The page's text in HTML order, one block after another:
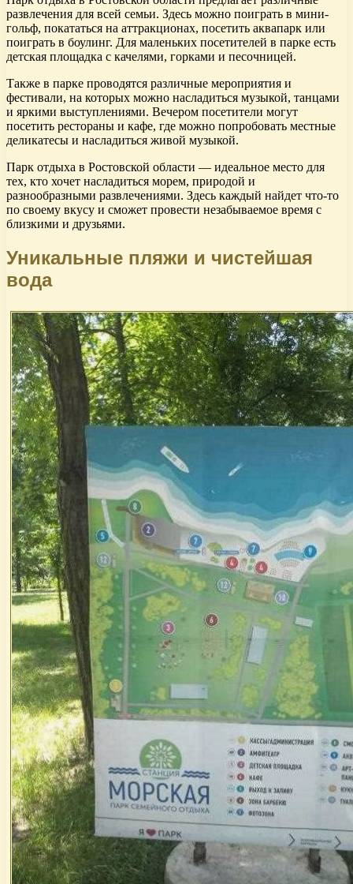
развлечения для всей семьи. Здесь можно поиграть в мини-
гольф, покататься на аттракционах, посетить аквапарк или
поиграть в боулинг. Для маленьких посетителей в парке есть
детская площадка с качелями, горками и песочницей.
Также в парке проводятся различные мероприятия и
фестивали, на которых можно насладиться музыкой, танцами
и яркими выступлениями. Вечером посетители могут
посетить рестораны и кафе, где можно попробовать местные
деликатесы и насладиться живой музыкой.
Парк отдыха в Ростовской области — идеальное место для
тех, кто хочет насладиться морем, природой и
разнообразными развлечениями. Здесь каждый найдет что-то
по своему вкусу и сможет провести незабываемое время с
близкими и друзьями.
Уникальные пляжи и чистейшая
вода